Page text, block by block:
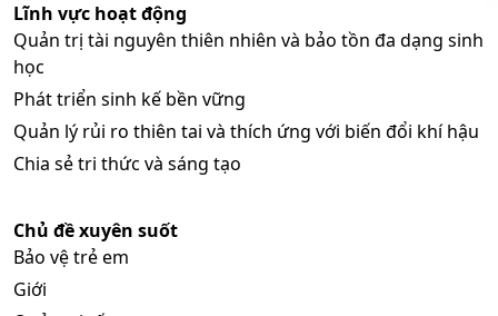
Lĩnh vực hoạt động
Quản trị tài nguyên thiên nhiên và bảo tồn đa dạng sinh
học
Phát triển sinh kế bền vững
Quản lý rủi ro thiên tai và thích ứng với biến đổi khí hậu
Chia sẻ tri thức và sáng tạo
Chủ đề xuyên suốt
Bảo vệ trẻ em
Giới